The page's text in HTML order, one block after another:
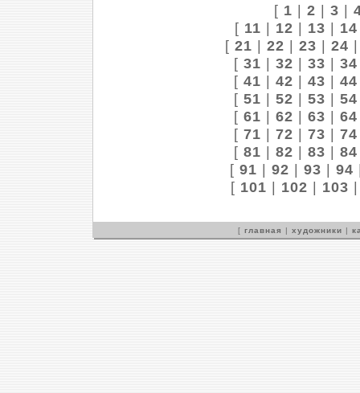
[ 1 | 2 | 3 |
[ 11 | 12 | 13 | 14
[ 21 | 22 | 23 | 24
[ 31 | 32 | 33 | 34
[ 41 | 42 | 43 | 44
[ 51 | 52 | 53 | 54
[ 61 | 62 | 63 | 64
[ 71 | 72 | 73 | 74
[ 81 | 82 | 83 | 84
[ 91 | 92 | 93 | 94
[ 101 | 102 | 103
[ главная | художники |